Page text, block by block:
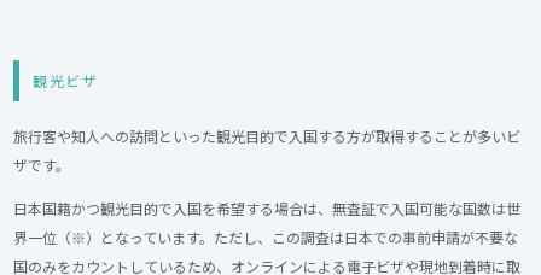
観光ビザ
旅行客や知人への訪問といった観光目的で入国する方が取得することが多いビ
ザです。
日本国籍かつ観光目的で入国を希望する場合は、無査証で入国可能な国数は世
界一位（※）となっています。ただし、この調査は日本での事前申請が不要な
国のみをカウントしているため、オンラインによる電子ビザや現地到着時に取